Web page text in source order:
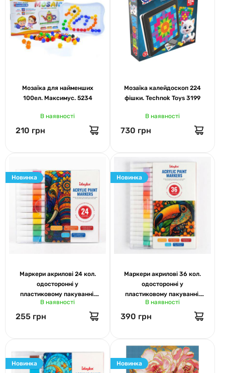
Мозаїка для найменших
100ел. Максимус. 5234
В наявності
210 грн
Мозаїка калейдоскоп 224
фішки. Technok Toys 3199
В наявності
730 грн
Новинка
Маркери акрилові 24 кол.
одосторонні у
пластиковому пакуванні.
Ідейка 024
В наявності
255 грн
Новинка
Маркери акрилові 36 кол.
одосторонні у
пластиковому пакуванні.
Ідейка 036
В наявності
390 грн
Новинка Новинка